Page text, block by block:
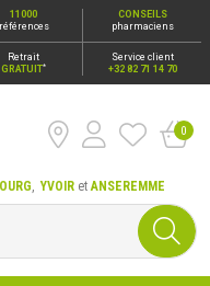
11000
références
CONSEILS
pharmaciens
Retrait
GRATUIT*
Service client
+32 82 71 14 70
: Beauraing,
0
,YVOIRetANSEREMME